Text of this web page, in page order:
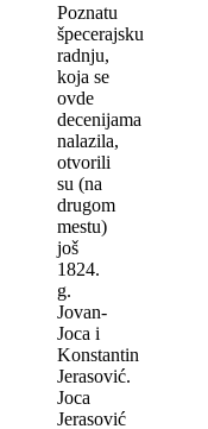
Poznatu
špecerajsku
radnju,
koja se
ovde
decenijama
nalazila,
otvorili
su (na
drugom
mestu)
još
1824.
g.
Jovan-
Joca i
Konstantin
Jerasović.
Joca
Jerasović